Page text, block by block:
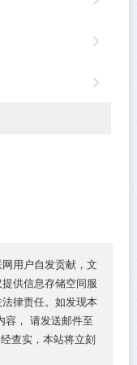
用户自发贡献，文
供信息存储空间服
律责任。如发现本
容， 请发送邮件至
查实，本站将立刻